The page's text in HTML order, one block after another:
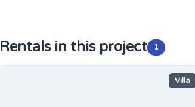
Rentals in this project 1
Villa